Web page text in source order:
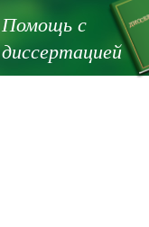
Помощь с
диссертацией